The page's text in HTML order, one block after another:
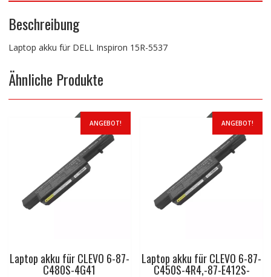
Beschreibung
Laptop akku für DELL Inspiron 15R-5537
Ähnliche Produkte
ANGEBOT!
Laptop akku für CLEVO 6-87-
C480S-4G41
ANGEBOT!
Laptop akku für CLEVO 6-87-
C450S-4R4,-87-E412S-